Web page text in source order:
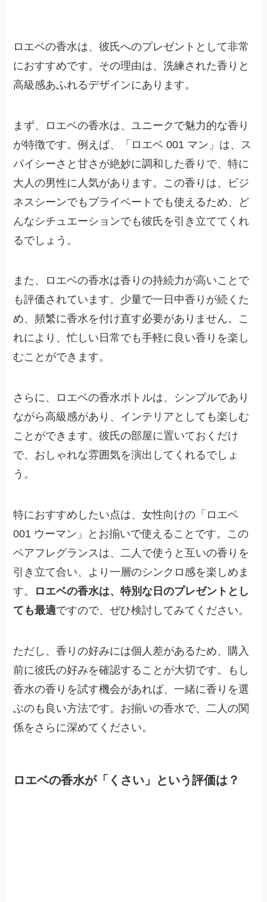
ロエベの香水は、彼氏へのプレゼントとして非常
におすすめです。その理由は、洗練された香りと
高級感あふれるデザインにあります。
まず、ロエベの香水は、ユニークで魅力的な香り
が特徴です。例えば、「ロエベ 001 マン」は、ス
パイシーさと甘さが絶妙に調和した香りで、特に
大人の男性に人気があります。この香りは、ビジ
ネスシーンでもプライベートでも使えるため、ど
んなシチュエーションでも彼氏を引き立ててくれ
るでしょう。
また、ロエベの香水は香りの持続力が高いことで
も評価されています。少量で一日中香りが続くた
め、頻繁に香水を付け直す必要がありません。こ
れにより、忙しい日常でも手軽に良い香りを楽し
むことができます。
さらに、ロエベの香水ボトルは、シンプルであり
ながら高級感があり、インテリアとしても楽しむ
ことができます。彼氏の部屋に置いておくだけ
で、おしゃれな雰囲気を演出してくれるでしょ
う。
特におすすめしたい点は、女性向けの「ロエベ
001 ウーマン」とお揃いで使えることです。この
ペアフレグランスは、二人で使うと互いの香りを
引き立て合い、より一層のシンクロ感を楽しめま
す。
ロエベの香水は、特別な日のプレゼントとし
ても最適ですので、ぜひ検討してみてください。
ただし、香りの好みには個人差があるため、購入
前に彼氏の好みを確認することが大切です。もし
香水の香りを試す機会があれば、一緒に香りを選
ぶのも良い方法です。お揃いの香水で、二人の関
係をさらに深めてください。
ロエベの香水が「くさい」という評価は？